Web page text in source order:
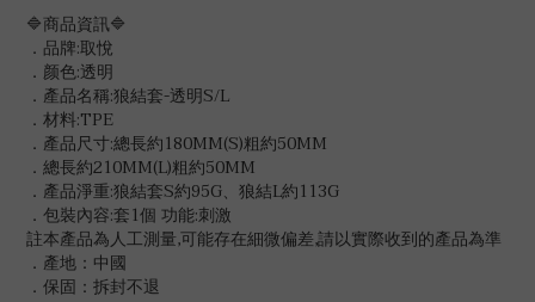
🔷商品資訊🔷
．品牌:取悅
．颜色:透明
．產品名稱:狼結套-透明S/L
．材料:TPE
．產品尺寸:總長約180MM(S)粗約50MM
．總長約210MM(L)粗約50MM
．產品淨重:狼結套S約95G、狼結L約113G
．包裝內容:套1個 功能:刺激
註本產品為人工測量,可能存在細微偏差,請以實際收到的產品為準
．產地：中國
．保固：拆封不退